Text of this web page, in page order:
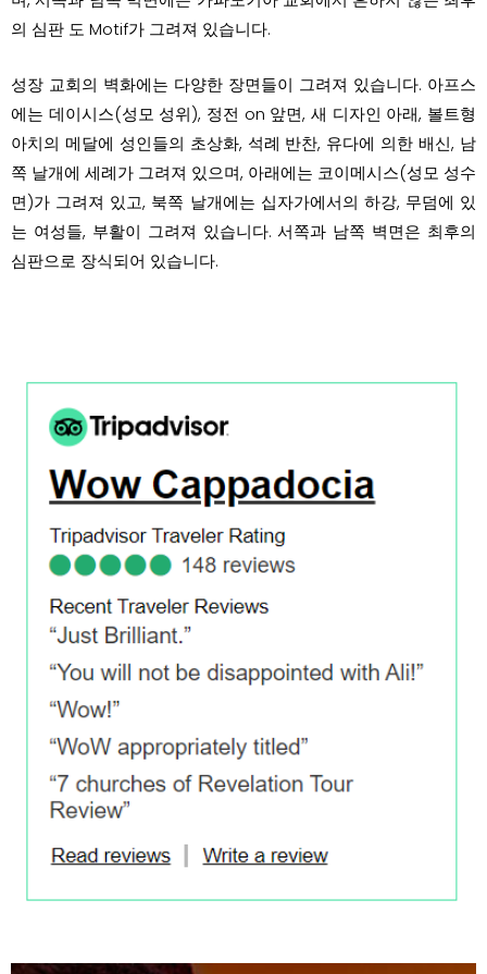
의 심판 도 Motif가 그려져 있습니다.
성장 교회의 벽화에는 다양한 장면들이 그려져 있습니다. 아프스
에는 데이시스(성모 성위), 정전 on 앞면, 새 디자인 아래, 볼트형
아치의 메달에 성인들의 초상화, 석례 반찬, 유다에 의한 배신, 남
쪽 날개에 세례가 그려져 있으며, 아래에는 코이메시스(성모 성수
면)가 그려져 있고, 북쪽 날개에는 십자가에서의 하강, 무덤에 있
는 여성들, 부활이 그려져 있습니다. 서쪽과 남쪽 벽면은 최후의
심판으로 장식되어 있습니다.